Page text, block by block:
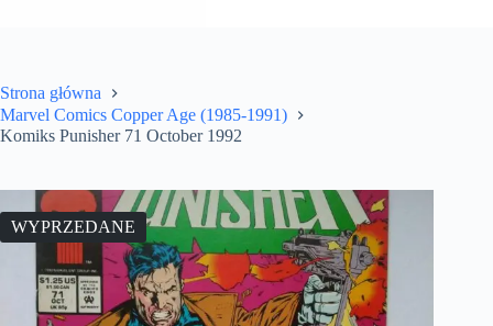
Strona główna
Marvel Comics Copper Age (1985-1991)
Komiks Punisher 71 October 1992
WYPRZEDANE